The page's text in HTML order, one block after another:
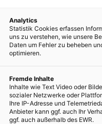
Analytics
Statistik Cookies erfassen
uns zu verstehen, wie unsere
Daten um Fehler zu beheben
optimieren.
Fremde Inhalte
Inhalte wie Text Video oder
sozialer Netzwerke oder
Ihre IP-Adresse und
Anbieter kann ggf. auch Ihr
ggf. auch außerhalb des EWR.